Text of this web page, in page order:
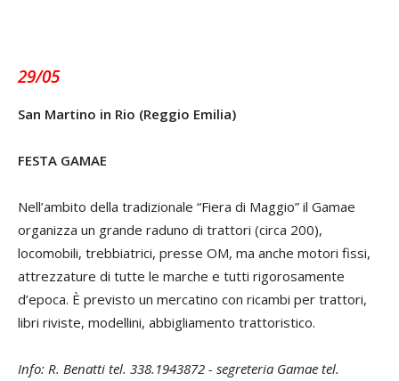
29/05
San Martino in Rio (Reggio Emilia)
FESTA GAMAE
Nell’ambito della tradizionale “Fiera di Maggio” il Gamae
organizza un grande raduno di trattori (circa 200),
locomobili, trebbiatrici, presse OM, ma anche motori fissi,
attrezzature di tutte le marche e tutti rigorosamente
d’epoca. È previsto un mercatino con ricambi per trattori,
libri riviste, modellini, abbigliamento trattoristico.
Info: R. Benatti tel. 338.1943872 - segreteria Gamae tel.